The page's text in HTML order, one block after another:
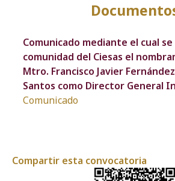
Comunicado mediante el cual
comunidad del Ciesas el
Mtro. Francisco Javier
Santos como Director General
Comunicado
Compartir esta convocatoria